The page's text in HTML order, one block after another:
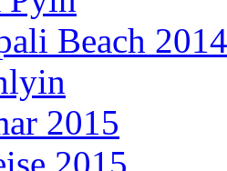
Beach 2014
2015